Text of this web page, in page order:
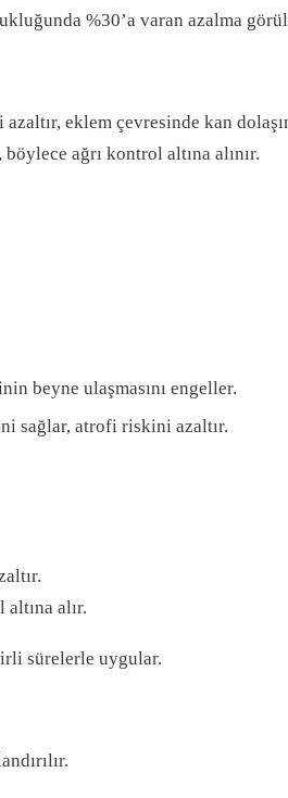
%30’a varan azalma
eklem çevresinde kan
ağrı kontrol altına alınır.
beyne ulaşmasını engeller.
sağlar, atrofi riskini azaltır.
alır.
sürelerle uygular.